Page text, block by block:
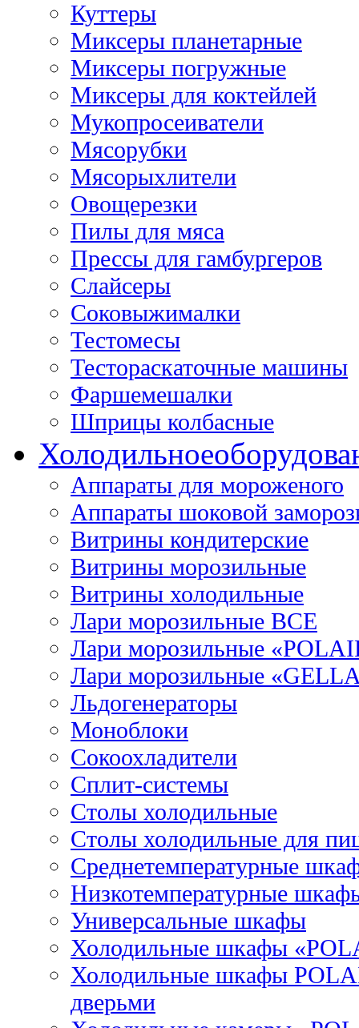
Куттеры
Миксеры планетарные
Миксеры погружные
Миксеры для коктейлей
Мукопросеиватели
Мясорубки
Мясорыхлители
Овощерезки
Пилы для мяса
Прессы для гамбургеров
Слайсеры
Соковыжималки
Тестомесы
Тестораскаточные машины
Фаршемешалки
Шприцы колбасные
Холодильное
Аппараты для мороженого
Аппараты шоковой
Витрины кондитерские
Витрины морозильные
Витрины холодильные
Лари морозильные ВСЕ
Лари морозильные
Лари морозильные
Льдогенераторы
Моноблоки
Сокоохладители
Сплит-системы
Столы холодильные
Столы холодильные для
Среднетемпературные
Низкотемпературные
Универсальные шкафы
Холодильные шкафы
Холодильные шкафы
дверьми